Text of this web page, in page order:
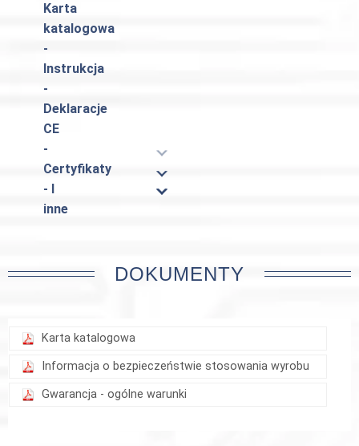
Karta
katalogowa
-
Instrukcja
-
Deklaracje
CE
-
Certyfikaty
- I
inne
DOKUMENTY
Karta katalogowa
Informacja o bezpieczeństwie stosowania wyrobu
Gwarancja - ogólne warunki